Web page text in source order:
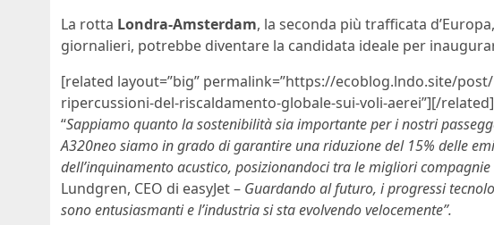
La rotta Londra-Amsterdam, la seconda più trafficata
giornalieri, potrebbe diventare la candidata ideale per
[related layout=”big” permalink=”https://ecoblog.lndo.site/
ripercussioni-del-riscaldamento-globale-sui-voli-aerei”][/related]
“Sappiamo quanto la sostenibilità sia importante per i nostri
A320neo siamo in grado di garantire una riduzione del 15% delle
dell’inquinamento acustico, posizionandoci tra le migliori compagnie
Lundgren, CEO di easyJet – Guardando al futuro, i progressi
sono entusiasmanti e l’industria si sta evolvendo velocemente”.